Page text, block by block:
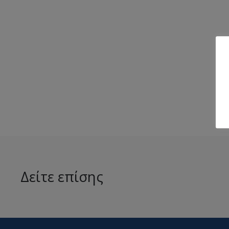
Δείτε επίσης